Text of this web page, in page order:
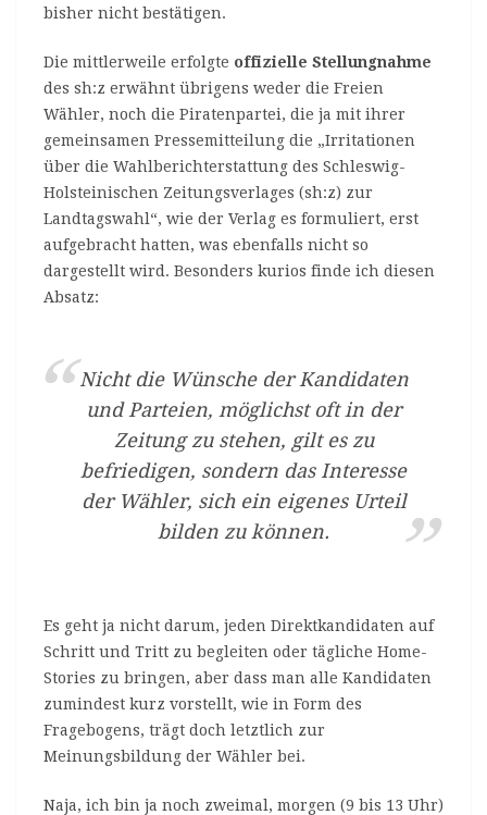
bisher nicht bestätigen.
Die mittlerweile erfolgte offizielle Stellungnahme
des sh:z erwähnt übrigens weder die Freien
Wähler, noch die Piratenpartei, die ja mit ihrer
gemeinsamen Pressemitteilung die „Irritationen
über die Wahlberichterstattung des Schleswig-
Holsteinischen Zeitungsverlages (sh:z) zur
Landtagswahl“, wie der Verlag es formuliert, erst
aufgebracht hatten, was ebenfalls nicht so
dargestellt wird. Besonders kurios finde ich diesen
Absatz:
Nicht die Wünsche der Kandidaten
und Parteien, möglichst oft in der
Zeitung zu stehen, gilt es zu
befriedigen, sondern das Interesse
der Wähler, sich ein eigenes Urteil
bilden zu können.
Es geht ja nicht darum, jeden Direktkandidaten auf
Schritt und Tritt zu begleiten oder tägliche Home-
Stories zu bringen, aber dass man alle Kandidaten
zumindest kurz vorstellt, wie in Form des
Fragebogens, trägt doch letztlich zur
Meinungsbildung der Wähler bei.
Naja, ich bin ja noch zweimal, morgen (9 bis 13 Uhr)